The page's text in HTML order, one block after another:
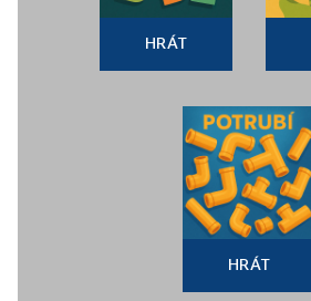
HRÁT
HRÁT